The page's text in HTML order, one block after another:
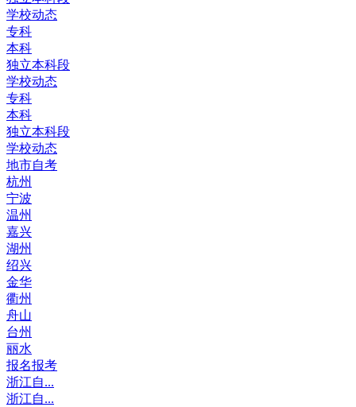
学校动态
专科
本科
独立本科段
学校动态
专科
本科
独立本科段
学校动态
地市自考
杭州
宁波
温州
嘉兴
湖州
绍兴
金华
衢州
舟山
台州
丽水
报名报考
浙江自...
浙江自...